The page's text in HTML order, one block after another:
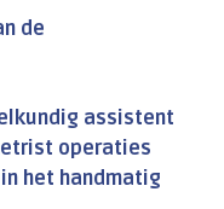
de
assistent
operaties
het handmatig